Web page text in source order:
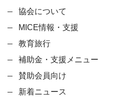
協会について
MICE情報・支援
教育旅行
補助金・支援メニュー
賛助会員向け
新着ニュース